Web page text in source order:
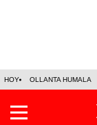
HOY OLLANTA HUMALA